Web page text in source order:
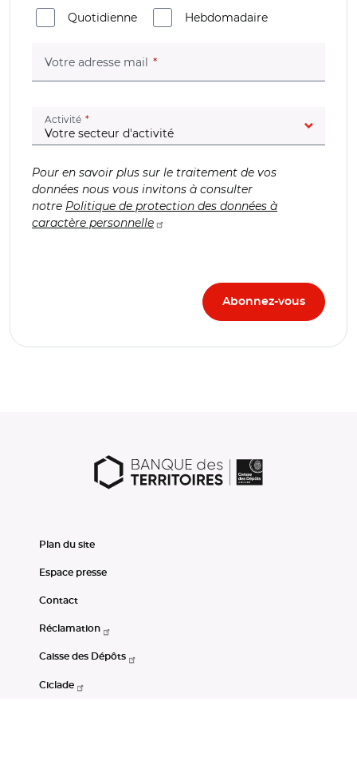
Quotidienne
Hebdomadaire
Votre adresse mail (champ obligatoire)
Activité (champ obligatoire)
Pour en savoir plus sur le traitement de vos
données nous vous invitons à consulter
notre Politique de protection des données à
caractère personnelle
Plan du site
Espace presse
Contact
Réclamation
Caisse des Dépôts
Ciclade